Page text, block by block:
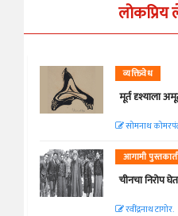
व्यक्तिवेध
मूर्त दृश्याला
सोमनाथ
आगामी
चीनचा निरोप
रवींद्रनाथ टागोर.